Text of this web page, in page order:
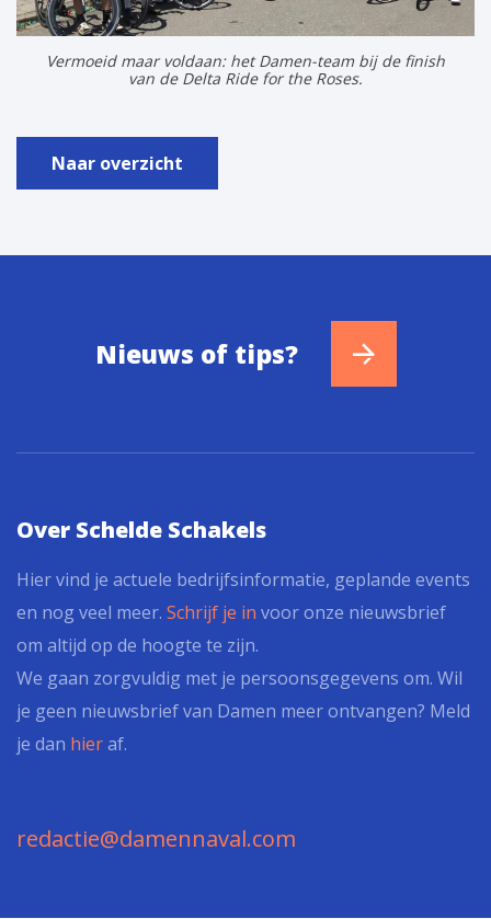
Vermoeid maar voldaan: het Damen-team bij de finish
van de Delta Ride for the Roses.
Naar overzicht
Nieuws of tips?
Over Schelde Schakels
Hier vind je actuele bedrijfsinformatie, geplande events
en nog veel meer. Schrijf je in voor onze nieuwsbrief
om altijd op de hoogte te zijn.
We gaan zorgvuldig met je persoonsgegevens om. Wil
je geen nieuwsbrief van Damen meer ontvangen? Meld
je dan hieraf.
redactie@damennaval.com